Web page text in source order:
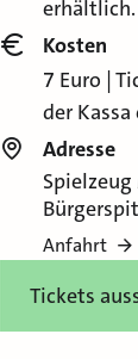
erhältlich.
Kosten
7 Euro |
der
Adresse
Anfahrt
Tickets